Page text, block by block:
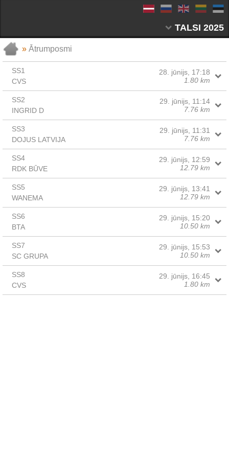
TALSI 2025
»Ātrumposmi
SS1
CVS
28. jūnijs, 17:18
1.80 km
SS2
INGRID D
29. jūnijs, 11:14
7.76 km
SS3
DOJUS LATVIJA
29. jūnijs, 11:31
7.76 km
SS4
RDK BŪVE
29. jūnijs, 12:59
12.79 km
SS5
WANEMA
29. jūnijs, 13:41
12.79 km
SS6
BTA
29. jūnijs, 15:20
10.50 km
SS7
SC GRUPA
29. jūnijs, 15:53
10.50 km
SS8
CVS
29. jūnijs, 16:45
1.80 km